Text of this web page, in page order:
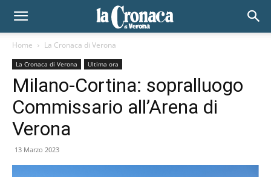
Home La Cronaca di Verona
La Cronaca di Verona Ultima ora
Milano-Cortina: sopralluogo
Commissario all’Arena di
Verona
13 Marzo 2023